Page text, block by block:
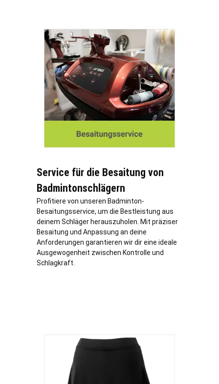
Service für die Besaitung von
Badmintonschlägern
Profitiere von unseren Badminton-
Besaitungsservice, um die Bestleistung aus
deinem Schläger herauszuholen. Mit präziser
Besaitung und Anpassung an deine
Anforderungen garantieren wir dir eine ideale
Ausgewogenheit zwischen Kontrolle und
Schlagkraft.